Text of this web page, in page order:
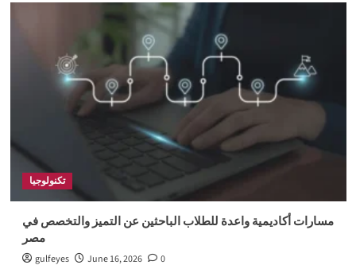
تكنولوجيا
مسارات أكاديمية واعدة للطلاب الباحثين عن التميز والتخصص في
مصر
gulfeyes June 16, 2026 0